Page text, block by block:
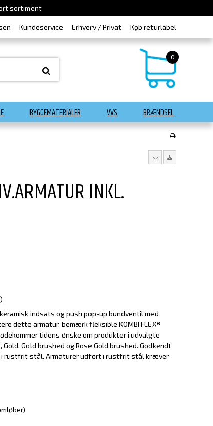
sortiment
Kundeservice Erhverv / Privat Køb returlabel
0
BYGGEMATERIALER VVS BRÆNDSEL
INKL.
indsats og push pop-up bundventil med
dette armatur, bemærk fleksible KOMBI FLEX®
tidens ønske om produkter i udvalgte
Gold brushed og Rose Gold brushed. Godkendt
i rustfrit stål. Armaturer udført i rustfrit stål kræver